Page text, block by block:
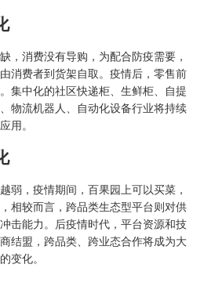
，消费没有导购，为配合防疫需要，
消费者到货架自取。疫情后，零售前
集中化的社区快递柜、生鲜柜、自提
物流机器人、自动化设备行业将持续
用。
弱，疫情期间，百果园上可以买菜，
相较而言，跨品类生态型平台则对供
击能力。后疫情时代，平台资源和技
结盟，跨品类、跨业态合作将成为大
变化。